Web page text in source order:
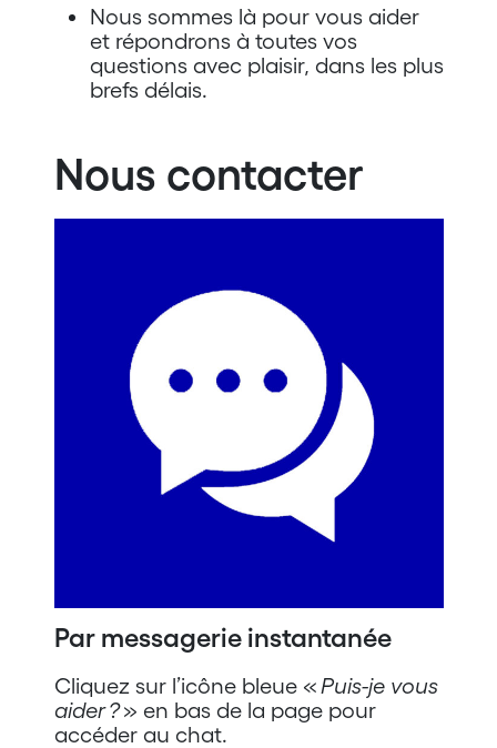
Nous sommes là pour vous aider
et répondrons à toutes vos
questions avec plaisir, dans les plus
brefs délais.
Nous contacter
Par messagerie instantanée
Cliquez sur l’icône bleue « Puis-je vous
aider ?» en bas de la page pour
accéder au chat.